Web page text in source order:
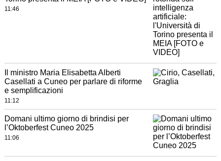
11:46
Il ministro Maria Elisabetta Alberti
Casellati a Cuneo per parlare di riforme
e semplificazioni
11:12
Domani ultimo giorno di brindisi per
l’Oktoberfest Cuneo 2025
11:06